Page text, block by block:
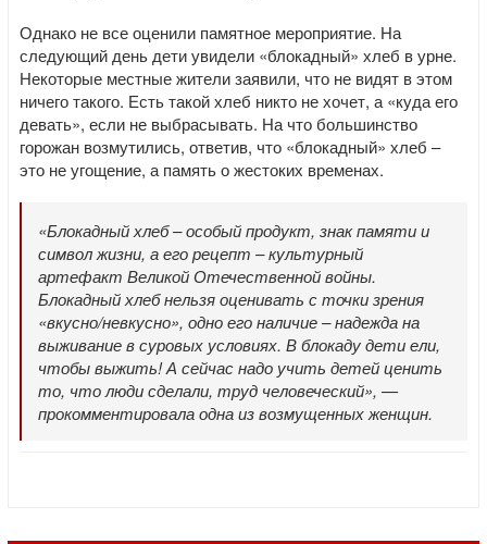
Однако не все оценили памятное мероприятие. На
следующий день дети увидели «блокадный» хлеб в урне.
Некоторые местные жители заявили, что не видят в этом
ничего такого. Есть такой хлеб никто не хочет, а «куда его
девать», если не выбрасывать. На что большинство
горожан возмутились, ответив, что «блокадный» хлеб –
это не угощение, а память о жестоких временах.
«Блокадный хлеб – особый продукт, знак памяти и
символ жизни, а его рецепт – культурный
артефакт Великой Отечественной войны.
Блокадный хлеб нельзя оценивать с точки зрения
«вкусно/невкусно», одно его наличие – надежда на
выживание в суровых условиях. В блокаду дети ели,
чтобы выжить! А сейчас надо учить детей ценить
то, что люди сделали, труд человеческий», —
прокомментировала одна из возмущенных женщин.